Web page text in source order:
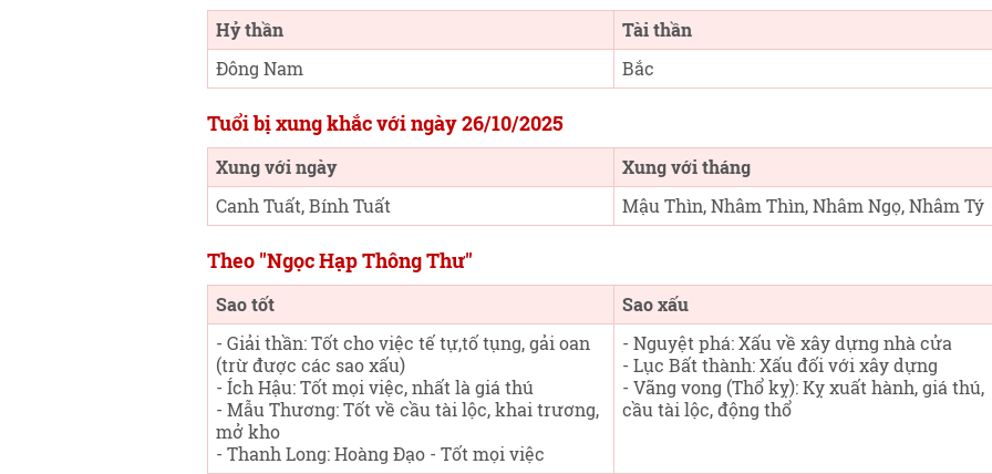
Hỷ thần
Tài thần
Đông Nam
Bắc
Tuổi bị xung khắc với ngày 26/10/2025
Xung với ngày
Xung với tháng
Canh Tuất, Bính Tuất
Mậu Thìn, Nhâm Thìn, Nhâm Ngọ, Nhâm Tý
Theo "Ngọc Hạp Thông Thư"
Sao tốt
Sao xấu
- Giải thần: Tốt cho việc tế tự,tố tụng, gải oan
(trừ được các sao xấu)
- Ích Hậu: Tốt mọi việc, nhất là giá thú
- Mẫu Thương: Tốt về cầu tài lộc, khai trương,
mở kho
- Thanh Long: Hoàng Đạo - Tốt mọi việc
- Nguyệt phá: Xấu về xây dựng nhà cửa
- Lục Bất thành: Xấu đối với xây dựng
- Vãng vong (Thổ kỵ): Kỵ xuất hành, giá thú,
cầu tài lộc, động thổ